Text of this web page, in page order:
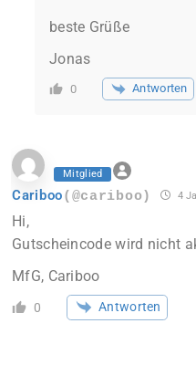
beste Grüße
Jonas
0 Antworten
Mitglied
Cariboo(@cariboo) 4
Hi,
Gutscheincode wird nicht
MfG, Cariboo
0 Antworten